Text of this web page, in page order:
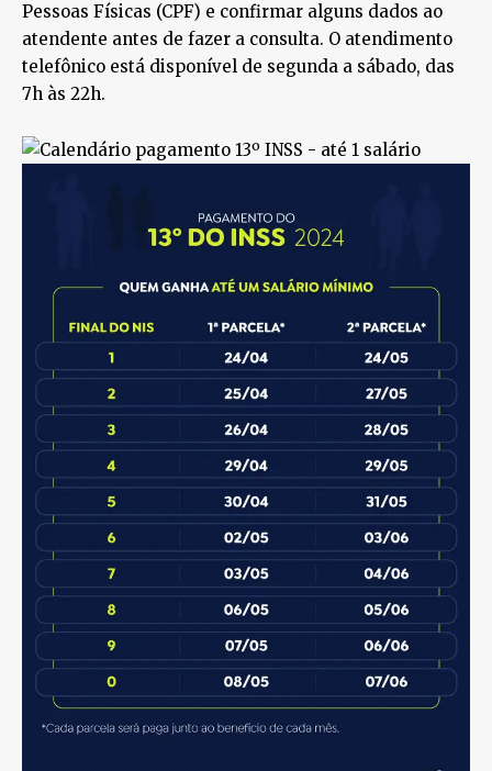
Pessoas Físicas (CPF) e confirmar alguns dados ao
atendente antes de fazer a consulta. O atendimento
telefônico está disponível de segunda a sábado, das
7h às 22h.